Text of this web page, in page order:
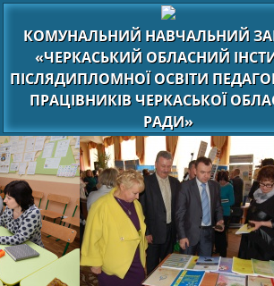
КОМУНАЛЬНИЙ НАВЧАЛЬНИЙ
«ЧЕРКАСЬКИЙ ОБЛАСНИЙ
ПІСЛЯДИПЛОМНОЇ ОСВІТИ
ПРАЦІВНИКІВ ЧЕРКАСЬКОЇ
РАДИ»